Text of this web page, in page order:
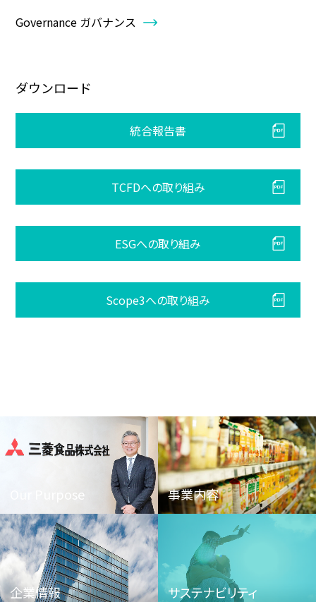
Governance ガバナンス
ダウンロード
統合報告書
TCFDへの取り組み
ESGへの取り組み
Scope3への取り組み
Our Purpose 事業内容
企業情報 サステナビリティ